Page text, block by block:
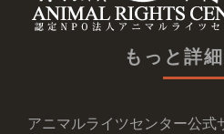
もっと詳
アニマルライツセンター公式